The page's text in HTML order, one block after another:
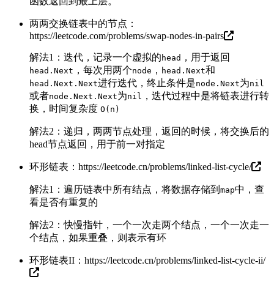
两两交换链表中的节点：
https://leetcode.com/problems/swap-nodes-in-pairs
解法1：迭代，记录一个虚拟的 head ，用于返回
head.Next ，每次用两个node ， head.Next和
head.Next.Next进行迭代，终止条件是node.Next为nil
或者node.Next.Next为nil ，迭代过程中是将链表进行转
换，时间复杂度 O(n)
解法2：递归，两两节点处理，返回的时候，将交换后的
head节点返回，用于前一对指定
环形链表： https://leetcode.cn/problems/linked-list-cycle/
解法1：遍历链表中所有结点，将数据存储到 map中，查
看是否有重复的
解法2：快慢指针，一个一次走两个结点，一个一次走一
个结点，如果重叠，则表示有环
环形链表II： https://leetcode.cn/problems/linked-list-cycle-ii/